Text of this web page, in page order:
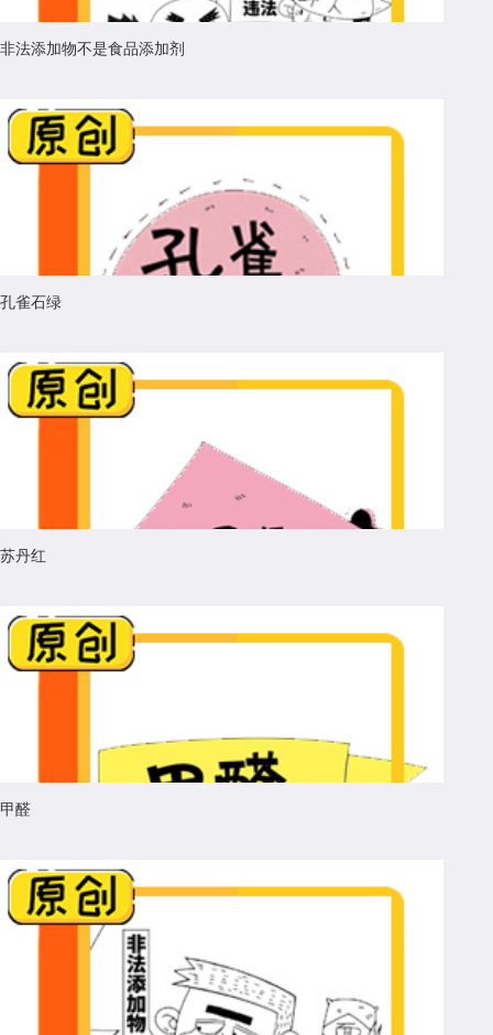
非法添加物不是食品添加剂
孔雀石绿
苏丹红
甲醛